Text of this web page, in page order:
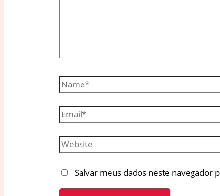
Name*
Email*
Website
Salvar meus dados neste navegador